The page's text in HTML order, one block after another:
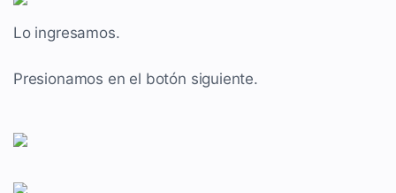
Lo ingresamos.
Presionamos en el botón siguiente.